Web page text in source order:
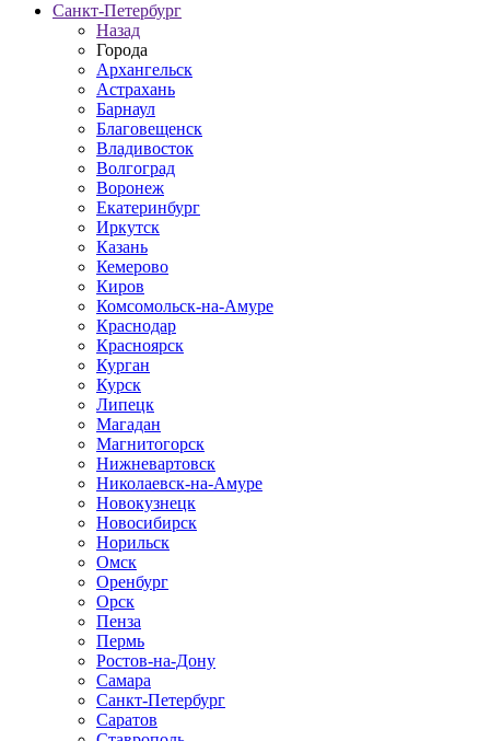
Санкт-Петербург
Назад
Города
Архангельск
Астрахань
Барнаул
Благовещенск
Владивосток
Волгоград
Воронеж
Екатеринбург
Иркутск
Казань
Кемерово
Киров
Комсомольск-на-Амуре
Краснодар
Красноярск
Курган
Курск
Липецк
Магадан
Магнитогорск
Нижневартовск
Николаевск-на-Амуре
Новокузнецк
Новосибирск
Норильск
Омск
Оренбург
Орск
Пенза
Пермь
Ростов-на-Дону
Самара
Санкт-Петербург
Саратов